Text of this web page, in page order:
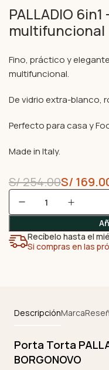
PALLADIO
multifuncional
Fino, práctico y
multifuncional.
De vidrio extra-blanco,
Perfecto para casa y
Made in Italy.
S/254.00S/
Recíbelo hasta el
Si compras en las
DescripciónMarca
Porta Torta
BORGONOVO